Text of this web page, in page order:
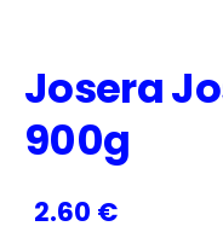
Josera
900g
2.60 €